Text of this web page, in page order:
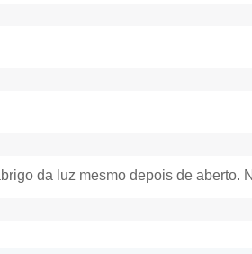
da luz mesmo depois de